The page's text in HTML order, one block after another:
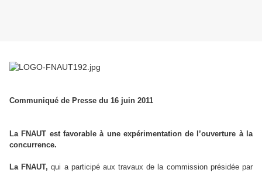
Communiqué de Presse du 16 juin 2011
La FNAUT est favorable à une expérimentation de l’ouverture à la
concurrence.
La FNAUT, qui a participé aux travaux de la commission présidée par